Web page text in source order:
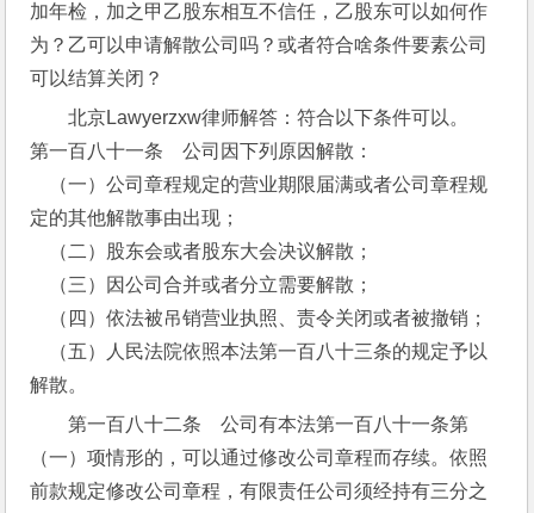
加年检，加之甲乙股东相互不信任，乙股东可以如何作
为？乙可以申请解散公司吗？或者符合啥条件要素公司
可以结算关闭？
北京Lawyerzxw律师解答：符合以下条件可以。
第一百八十一条　公司因下列原因解散：
（一）公司章程规定的营业期限届满或者公司章程规
定的其他解散事由出现；
（二）股东会或者股东大会决议解散；
（三）因公司合并或者分立需要解散；
（四）依法被吊销营业执照、责令关闭或者被撤销；
（五）人民法院依照本法第一百八十三条的规定予以
解散。
第一百八十二条　公司有本法第一百八十一条第
（一）项情形的，可以通过修改公司章程而存续。依照
前款规定修改公司章程，有限责任公司须经持有三分之